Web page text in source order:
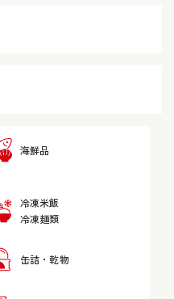
海鮮品
冷凍米飯
冷凍麺類
缶詰・乾物